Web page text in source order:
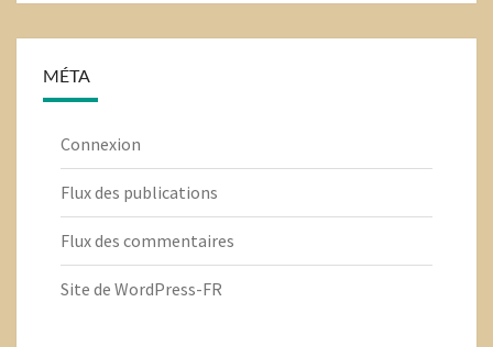
MÉTA
Connexion
Flux des publications
Flux des commentaires
Site de WordPress-FR